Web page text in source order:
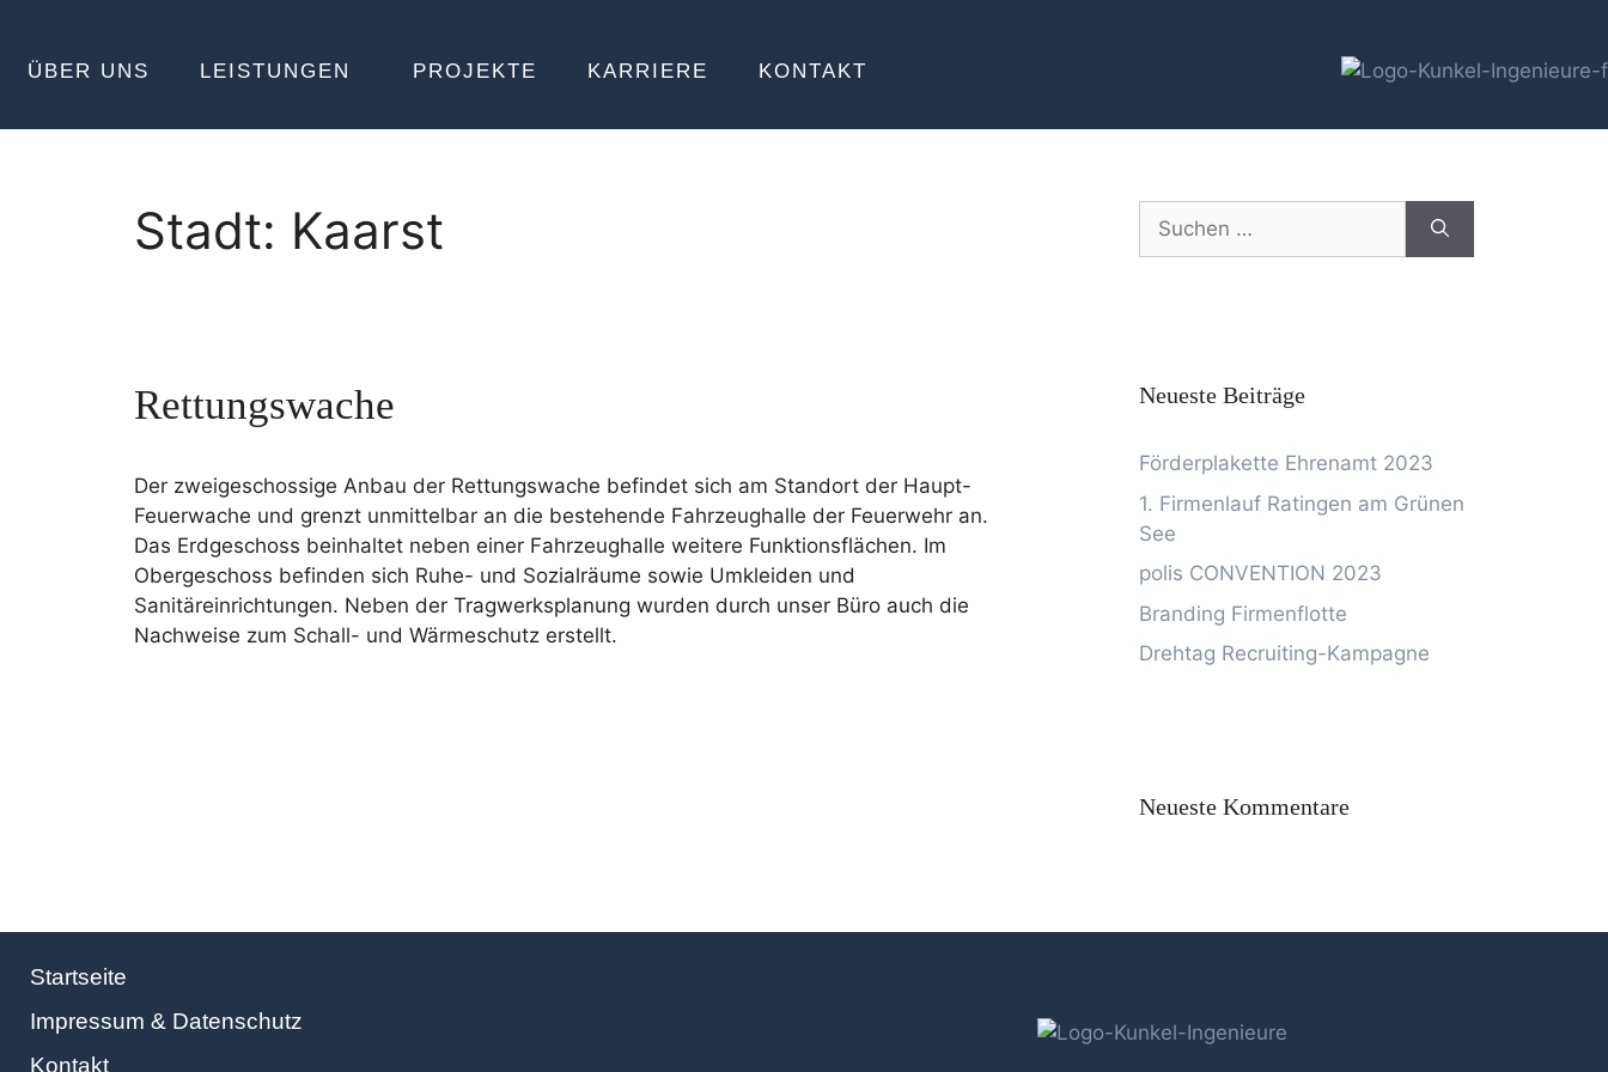
ÜBER UNS LEISTUNGEN PROJEKTE KARRIERE KONTAKT
Stadt: Kaarst
Rettungswache
Der zweigeschossige Anbau der Rettungswache befindet sich am Standort der Haupt-
Feuerwache und grenzt unmittelbar an die bestehende Fahrzeughalle der Feuerwehr an.
Das Erdgeschoss beinhaltet neben einer Fahrzeughalle weitere Funktionsflächen. Im
Obergeschoss befinden sich Ruhe- und Sozialräume sowie Umkleiden und
Sanitäreinrichtungen. Neben der Tragwerksplanung wurden durch unser Büro auch die
Nachweise zum Schall- und Wärmeschutz erstellt.
Neueste Beiträge
Förderplakette Ehrenamt 2023
1. Firmenlauf Ratingen am Grünen
See
polis CONVENTION 2023
Branding Firmenflotte
Drehtag Recruiting-Kampagne
Neueste Kommentare
Startseite
Impressum & Datenschutz
Kontakt